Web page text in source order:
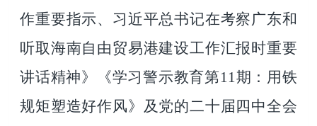
作重要指示、习近平总书记在考察广东和
听取海南自由贸易港建设工作汇报时重要
讲话精神》《学习警示教育第11期：用铁
规矩塑造好作风》及党的二十届四中全会